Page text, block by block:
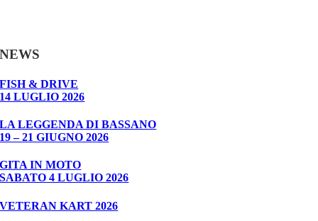
NEWS
FISH & DRIVE
14 LUGLIO 2026
LA LEGGENDA DI BASSANO
19 – 21 GIUGNO 2026
GITA IN MOTO
SABATO 4 LUGLIO 2026
VETERAN KART 2026